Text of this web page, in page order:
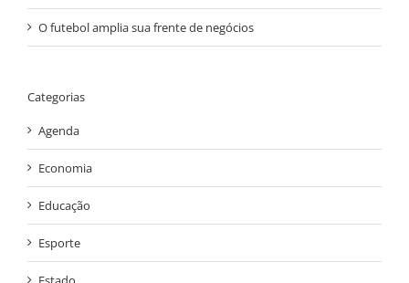
O futebol amplia sua frente de negócios
Categorias
Agenda
Economia
Educação
Esporte